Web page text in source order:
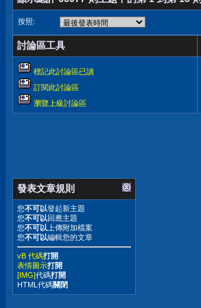
按照:
討論區工具
標記此討論區已讀
訂閱此討論區
瀏覽上級討論區
發表文章規則
您不可以發起新主題
您不可以回應主題
您不可以 上傳附加檔案
您不可以編輯您的文章
vB 代碼打開
表情圖示打開
[IMG]代碼打開
HTML代碼關閉